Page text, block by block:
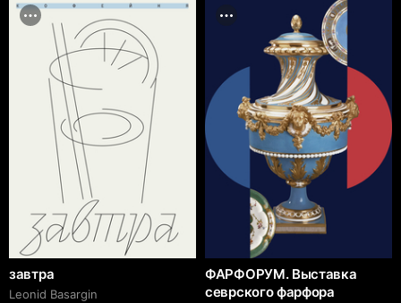
завтра
Leonid Basargin
ФАРФОРУМ. Выставка
севрского фарфора